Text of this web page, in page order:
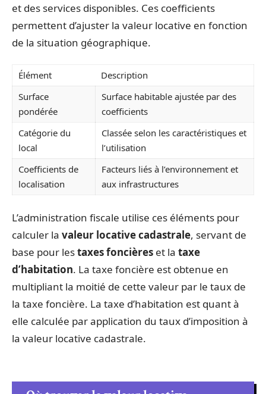
et des services disponibles. Ces coefficients
permettent d’ajuster la valeur locative en fonction
de la situation géographique.
Élément
Description
Surface
pondérée
Surface habitable ajustée par des
coefficients
Catégorie du
local
Classée selon les caractéristiques et
l’utilisation
Coefficients de
localisation
Facteurs liés à l’environnement et
aux infrastructures
L’administration fiscale utilise ces éléments pour
calculer la valeur locative cadastrale, servant de
base pour lestaxes foncières et la taxe
d’habitation. La taxe foncière est obtenue en
multipliant la moitié de cette valeur par le taux de
la taxe foncière. La taxe d’habitation est quant à
elle calculée par application du taux d’imposition à
la valeur locative cadastrale.